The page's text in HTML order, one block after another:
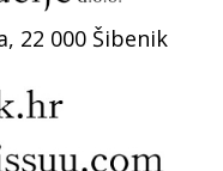
22 000 Šibenik